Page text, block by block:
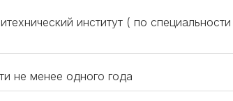
институт ( по
не менее одного года